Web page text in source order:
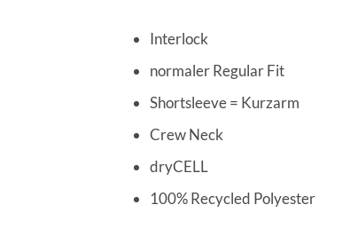
Interlock
normaler Regular Fit
Shortsleeve = Kurzarm
Crew Neck
dryCELL
100% Recycled Polyester